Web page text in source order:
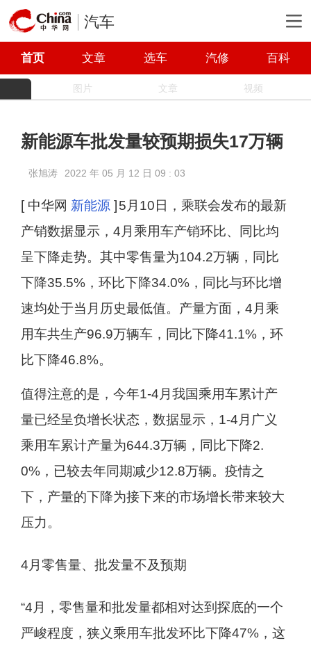
汽车
首页 文章 选车 汽修 百科
图片 文章 视频
新能源车批发量较预期损失17万辆
张旭涛 2022 年 05 月 12 日 09 : 03
[ 中华网 新能源 ] 5月10日，乘联会发布的最新
产销数据显示，4月乘用车产销环比、同比均
呈下降走势。其中零售量为104.2万辆，同比
下降35.5%，环比下降34.0%，同比与环比增
速均处于当月历史最低值。产量方面，4月乘
用车共生产96.9万辆车，同比下降41.1%，环
比下降46.8%。
值得注意的是，今年1-4月我国乘用车累计产
量已经呈负增长状态，数据显示，1-4月广义
乘用车累计产量为644.3万辆，同比下降2.
0%，已较去年同期减少12.8万辆。疫情之
下，产量的下降为接下来的市场增长带来较大
压力。
4月零售量、批发量不及预期
“4月，零售量和批发量都相对达到探底的一个
严峻程度，狭义乘用车批发环比下降47%，这